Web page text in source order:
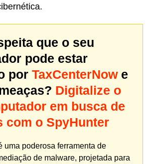
que o seu
pode estar
por TaxCenterNowe
Digitalize o
em busca de
com o SpyHunter
uma poderosa ferramenta de
de malware, projetada para